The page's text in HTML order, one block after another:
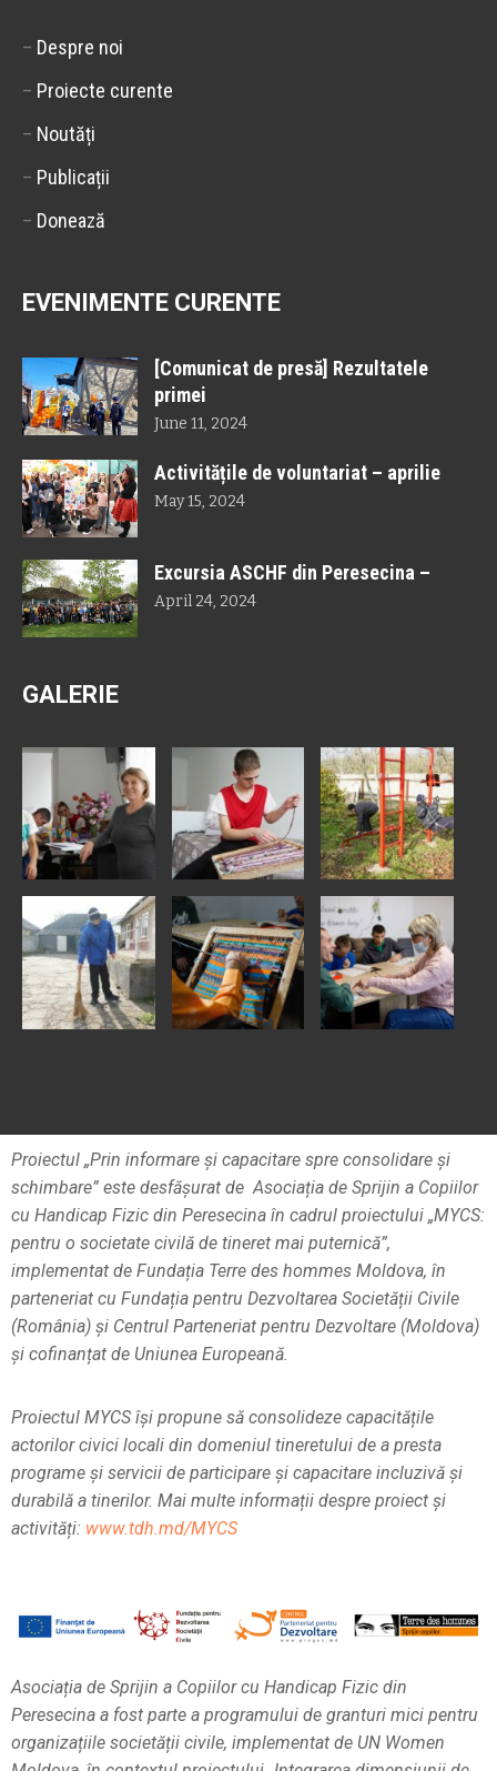
– Despre noi
– Proiecte curente
– Noutăți
– Publicații
– Donează
EVENIMENTE CURENTE
[Comunicat de presă] Rezultatele
primei
June 11, 2024
Activitățile de voluntariat – aprilie
May 15, 2024
Excursia ASCHF din Peresecina –
April 24, 2024
GALERIE
Proiectul „Prin informare și capacitare spre consolidare și
schimbare” este desfășurat de Asociația de Sprijin a Copiilor
cu Handicap Fizic din Peresecina în cadrul proiectului „MYCS:
pentru o societate civilă de tineret mai puternică”,
implementat de Fundația Terre des hommes Moldova, în
parteneriat cu Fundația pentru Dezvoltarea Societății Civile
(România) și Centrul Parteneriat pentru Dezvoltare (Moldova)
și cofinanțat de Uniunea Europeană.
Proiectul MYCS își propune să consolideze capacitățile
actorilor civici locali din domeniul tineretului de a presta
programe și servicii de participare și capacitare incluzivă și
durabilă a tinerilor. Mai multe informații despre proiect și
activități: www.tdh.md/MYCS
Asociația de Sprijin a Copiilor cu Handicap Fizic din
Peresecina a fost parte a programului de granturi mici pentru
organizațiile societății civile, implementat de UN Women